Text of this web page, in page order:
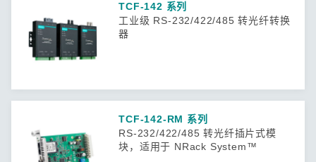
TCF-142 系列
工业级 RS-232/422/485 转光纤转换
器
TCF-142-RM 系列
RS-232/422/485 转光纤插片式模
块，适用于 NRack System™